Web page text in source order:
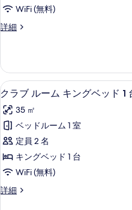
表
示
る
Bath
の
て
の
写
真
を
表
示
す
る
WiFi (無料)
詳細
Accessible
Bath
の
詳
ク
ラ
ブ
ル
ー
ム
キ
ン
10
クラブ ルーム キングベッド 1
35 ㎡
ベッドルーム 1 室
定員 2 名
キングベッド 1 台
WiFi (無料)
詳細
ク